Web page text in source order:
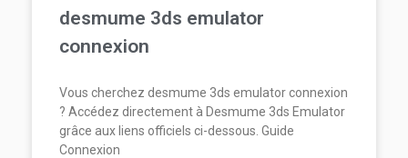
desmume 3ds emulator
connexion
Vous cherchez desmume 3ds emulator connexion
? Accédez directement à Desmume 3ds Emulator
grâce aux liens officiels ci-dessous. Guide
Connexion